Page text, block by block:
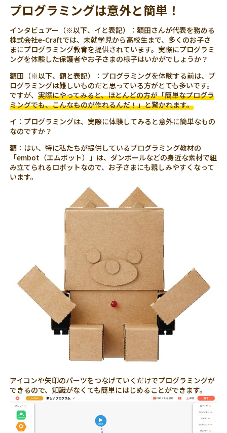
プログラミングは意外と簡単！
インタビュアー（※以下、イと表記）：額田さんが代表を務める
株式会社e-Craftでは、未就学児から高校生まで、多くのお子さ
まにプログラミング教育を提供されています。実際にプログラミ
ングを体験した保護者やお子さまの様子はいかがでしょうか？
額田（※以下、額と表記）：プログラミングを体験する前は、プ
ログラミングは難しいものだと思っている方がとても多いです。
ですが、実際にやってみると、ほとんどの方が「簡単なプログラ
ミングでも、こんなものが作れるんだ！」と驚かれます。
イ：プログラミングは、実際に体験してみると意外に簡単なもの
なのですか？
額：はい、特に私たちが提供しているプログラミング教材の
「embot（エムボット）」は、ダンボールなどの身近な素材で組
み立てられるロボットなので、お子さまにも親しみやすくなって
います。
アイコンや矢印のパーツをつなげていくだけでプログラミングが
できるので、知識がなくても簡単にはじめることができます。